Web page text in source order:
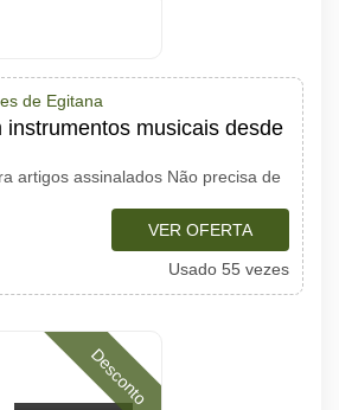
de Egitana
instrumentos musicais desde
artigos assinalados Não precisa de
VER OFERTA
Usado 55 vezes
Desconto